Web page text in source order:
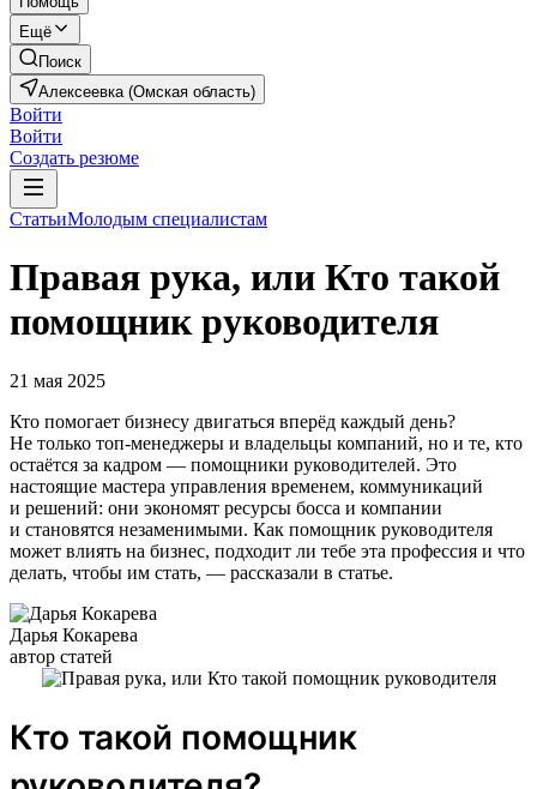
Ещё
Поиск
Алексеевка (Омская область)
Войти
Войти
Создать резюме
СтатьиМолодым специалистам
Правая рука, или Кто такой
помощник руководителя
21 мая 2025
Кто помогает бизнесу двигаться вперёд каждый день?
Не только топ-менеджеры и владельцы компаний, но и те, кто
остаётся за кадром — помощники руководителей. Это
настоящие мастера управления временем, коммуникаций
и решений: они экономят ресурсы босса и компании
и становятся незаменимыми. Как помощник руководителя
может влиять на бизнес, подходит ли тебе эта профессия и что
делать, чтобы им стать, — рассказали в статье.
Дарья Кокарева
автор статей
Кто такой помощник